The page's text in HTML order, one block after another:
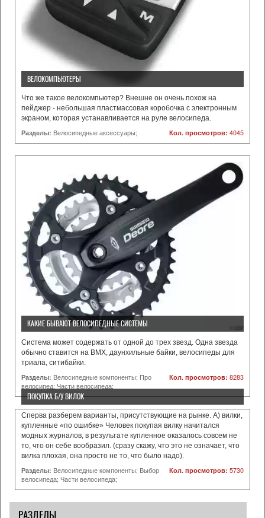
ВЕЛОКОМПЬЮТЕРЫ
Что же такое велокомпьютер? Внешне он очень похож на
пейджер - небольшая пластмассовая коробочка с электронным
экраном, которая устанавливается на руле велосипеда.
Кол. просмотров: 4045
Разделы: Велосипедные аксессуары;
КАКИЕ БЫВАЮТ ВЕЛОСИПЕДНЫЕ СИСТЕМЫ
Система может содержать от одной до трех звезд. Одна звезда
обычно ставится на BMX, даунхильные байки, велосипеды для
триала, ситибайки.
Кол. просмотров: 8283
Разделы: Велосипедные компоненты; Про
велосипед; Части велосипеда;
ПОКУПКА Б/У ВИЛОК
Сперва разберем варианты, присутствующие на рынке. А) вилки,
купленные «по ошибке» Человек покупая вилку начитался
модных журналов, в результате купленное оказалось совсем не
то, что он себе вообразил. (сразу скажу, что это не означает, что
вилка плохая, она просто не то, что было надо).
Кол. просмотров: 5730
Разделы: Велосипедные компоненты; Выбор
велосипеда; Части велосипеда;